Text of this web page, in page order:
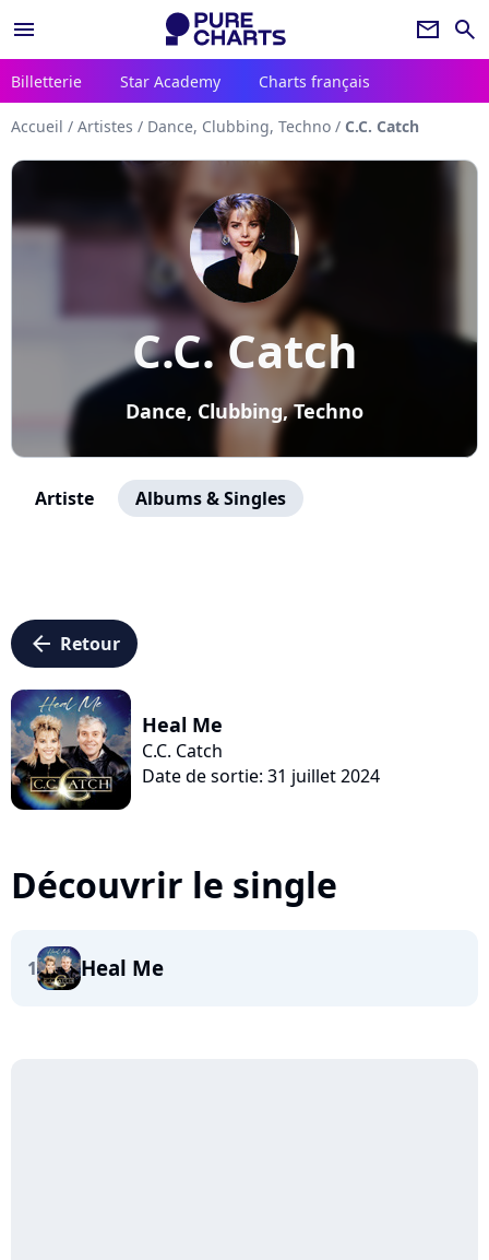
menu newsletter search
Billetterie Star Academy Charts français
Accueil / Artistes / Dance, Clubbing, Techno / C.C. Catch
C.C. Catch
Dance, Clubbing, Techno
Artiste Albums & Singles
arrow_left Retour
Heal Me
C.C. Catch
Date de sortie: 31 juillet 2024
Découvrir le single
1 Heal Me